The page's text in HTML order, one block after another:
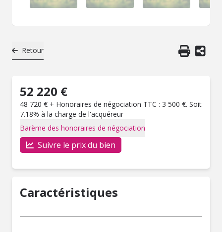
Retour
52 220 €
48 720 € + Honoraires de négociation TTC : 3 500 €. Soit
7.18% à la charge de l'acquéreur
Barème des honoraires de négociation
Suivre le prix du bien
Caractéristiques